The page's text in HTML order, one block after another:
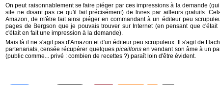
On peut raisonnablement se faire piéger par ces impressions à la demande
site ne disant pas ce qu'il fait précisément) de livres par ailleurs gratuits.
Amazon, de m'être fait ainsi piéger en commandant à un éditeur peu
pages de Bergson que je pouvais trouver sur Internet (en pensant que
c'était en fait une impression à la demande).
Mais là il ne s'agit pas d'Amazon et d'un éditeur peu scrupuleux. Il s'agit de
partenariats, censée récupérer quelques picaillonsen vendant son âme à un
(public comme... privé : combien de recettes ?) paraît loin d'être évident.